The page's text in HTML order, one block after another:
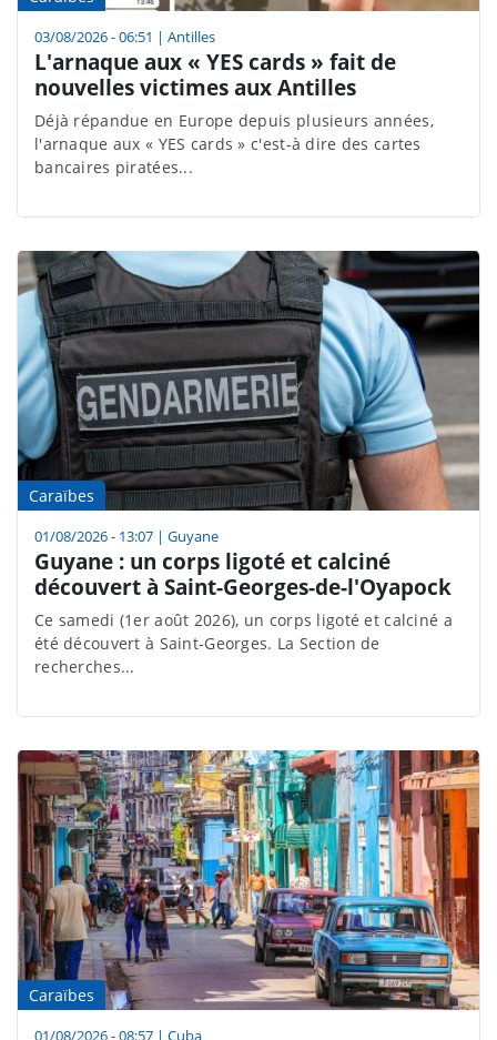
03/08/2026 - 06:51 | Antilles
L'arnaque aux « YES cards » fait de
nouvelles victimes aux Antilles
Déjà répandue en Europe depuis plusieurs années,
l'arnaque aux « YES cards » c'est-à dire des cartes
bancaires piratées...
Caraïbes
01/08/2026 - 13:07 | Guyane
Guyane : un corps ligoté et calciné
découvert à Saint-Georges-de-l'Oyapock
Ce samedi (1er août 2026), un corps ligoté et calciné a
été découvert à Saint-Georges. La Section de
recherches...
Caraïbes
01/08/2026 - 08:57 | Cuba